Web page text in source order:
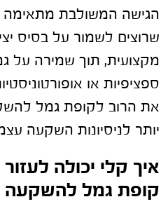
הגישה המשולבת מתאימה
שרוצים לשמור על בסיס
מקצועית, תוך שמירה על
ספציפיות או
את הרוב לקופת גמל
יותר לניסיונות השקעה
איך קלי יכולה לעזור
קופת גמל להשקעה